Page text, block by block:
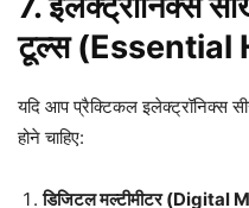
टूल्स (Essential
यदि आप प्रैक्टिकल इलेक्ट्रॉनिक्स
होने चाहिए:
डिजिटल मल्टीमीटर